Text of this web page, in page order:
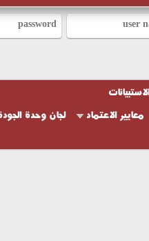
الاعتماد
لجان وحدة الجودة